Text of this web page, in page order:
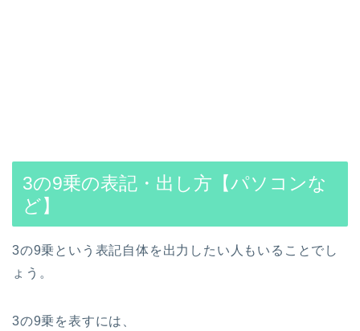
3の9乗の表記・出し方【パソコンな
ど】
3の9乗という表記自体を出力したい人もいることでし
ょう。
3の9乗を表すには、